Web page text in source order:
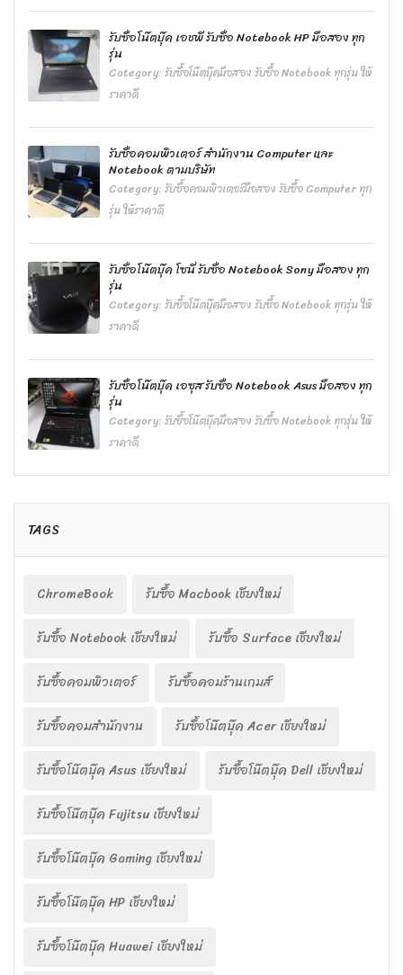
รับซื้อโน๊ตบุ๊ค เอชพี รับซื้อ Notebook HP มือสอง ทุก
รุ่น
Category:รับซื้อโน๊ตบุ๊คมือสอง รับซื้อ Notebook ทุกรุ่น ให้
ราคาดี
รับซื้อคอมพิวเตอร์ สำนักงาน Computer และ
Notebook ตามบริษัท
Category:รับซื้อคอมพิวเตอร์มือสอง รับซื้อ Computer ทุก
รุ่น ให้ราคาดี
รับซื้อโน๊ตบุ๊ค โซนี่ รับซื้อ Notebook Sony มือสอง ทุก
รุ่น
Category:รับซื้อโน๊ตบุ๊คมือสอง รับซื้อ Notebook ทุกรุ่น ให้
ราคาดี
รับซื้อโน๊ตบุ๊ค เอซุส รับซื้อ Notebook Asus มือสอง ทุก
รุ่น
Category:รับซื้อโน๊ตบุ๊คมือสอง รับซื้อ Notebook ทุกรุ่น ให้
ราคาดี
TAGS
ChromeBook
รับซื้อ Macbook เชียงใหม่
รับซื้อ Notebook เชียงใหม่
รับซื้อ Surface เชียงใหม่
รับซื้อคอมพิวเตอร์
รับซื้อคอมร้านเกมส์
รับซื้อคอมสำนักงาน
รับซื้อโน๊ตบุ๊ค Acer เชียงใหม่
รับซื้อโน๊ตบุ๊ค Asus เชียงใหม่
รับซื้อโน๊ตบุ๊ค Dell เชียงใหม่
รับซื้อโน๊ตบุ๊ค Fujitsu เชียงใหม่
รับซื้อโน๊ตบุ๊ค Gaming เชียงใหม่
รับซื้อโน๊ตบุ๊ค HP เชียงใหม่
รับซื้อโน๊ตบุ๊ค Huawei เชียงใหม่